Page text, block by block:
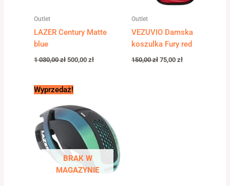
Outlet
LAZER Century Matte
blue
1 030,00zł 500,00zł
Outlet
VEZUVIO Damska
koszulka Fury red
150,00zł 75,00 zł
Wyprzedaż!
BRAK W
MAGAZYNIE
Pierwotna
cena
wynosiła:
030,00 zł.
699,00 zł.